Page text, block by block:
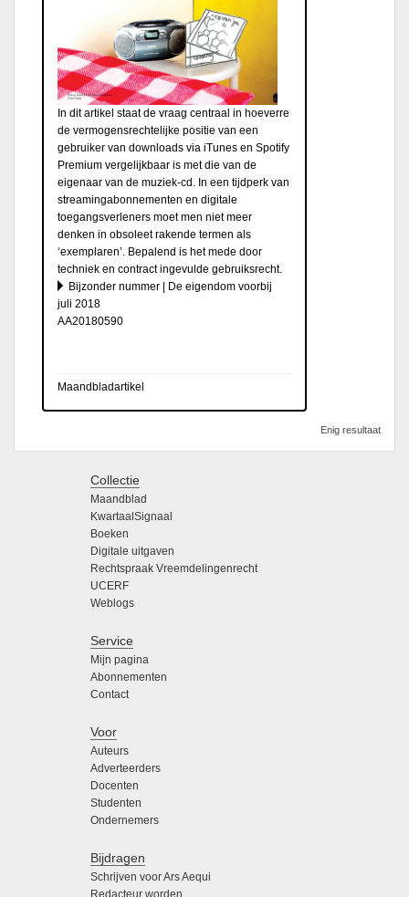
In dit artikel staat de vraag centraal in hoeverre
de vermogensrechtelijke positie van een
gebruiker van downloads via iTunes en Spotify
Premium vergelijkbaar is met die van de
eigenaar van de muziek-cd. In een tijdperk van
streamingabonnementen en digitale
toegangsverleners moet men niet meer
denken in obsoleet rakende termen als
‘exemplaren’. Bepalend is het mede door
techniek en contract ingevulde gebruiksrecht.
Bijzonder nummer | De eigendom voorbij
juli 2018
AA20180590
Maandbladartikel
Enig resultaat
Collectie
Maandblad
KwartaalSignaal
Boeken
Digitale uitgaven
Rechtspraak Vreemdelingenrecht
UCERF
Weblogs
Service
Mijn pagina
Abonnementen
Contact
Voor
Auteurs
Adverteerders
Docenten
Studenten
Ondernemers
Bijdragen
Schrijven voor Ars Aequi
Redacteur worden